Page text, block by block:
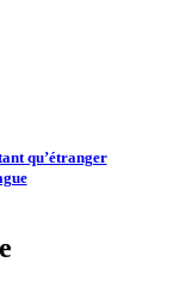
qu’étranger